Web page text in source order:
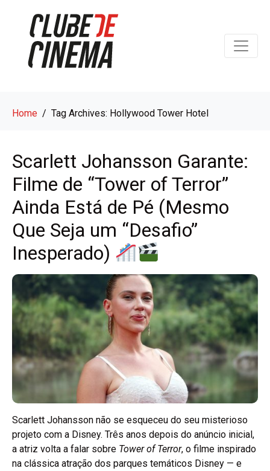
Home Tag Archives: Hollywood Tower Hotel
Scarlett Johansson Garante:
Filme de “Tower of Terror”
Ainda Está de Pé (Mesmo
Que Seja um “Desafio”
Inesperado)
Scarlett Johansson não se esqueceu do seu misterioso
projeto com a Disney. Três anos depois do anúncio inicial,
a atriz volta a falar sobre Tower of Terror, o filme inspirado
na clássica atração dos parques temáticos Disney — e